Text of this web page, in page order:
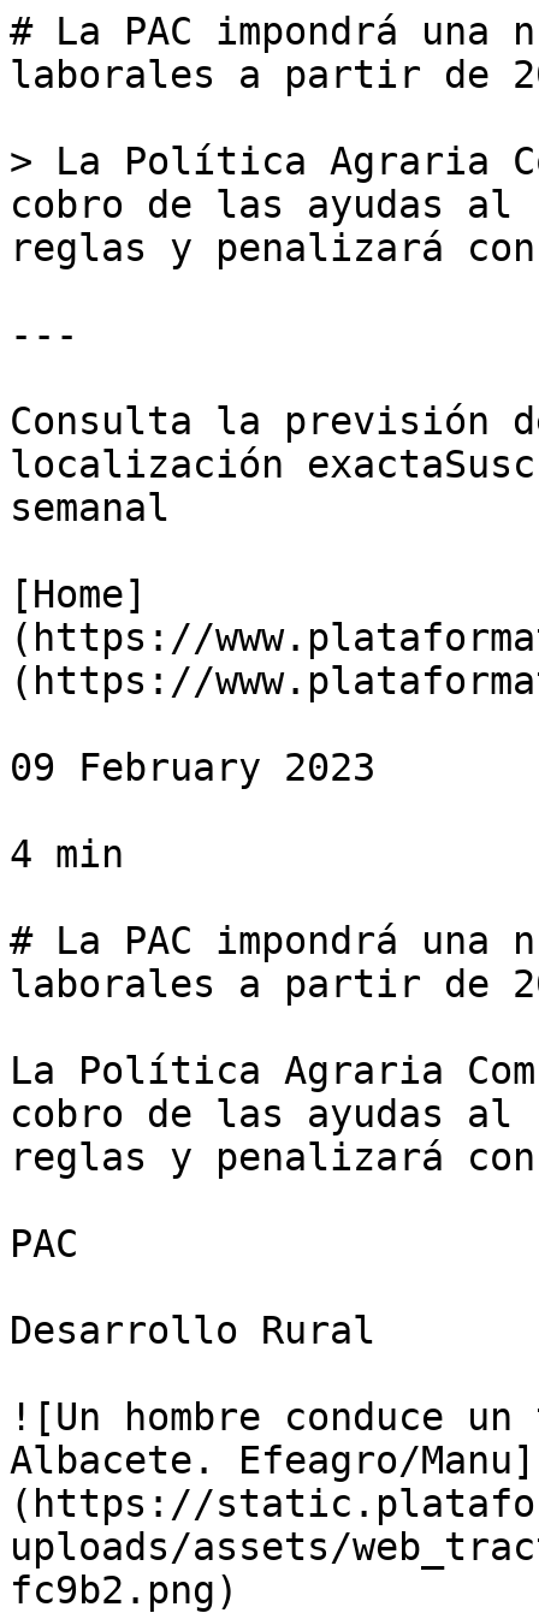
# La PAC impondrá
laborales a partir de
> La Política Agraria
cobro de las ayudas al
reglas y penalizará
---
Consulta la previsión
localización
semanal
[Home]
(https://
(https://
09 February 2023
4 min
# La PAC impondrá
laborales a partir de
La Política Agraria
cobro de las ayudas al
reglas y penalizará
PAC
Desarrollo Rural
![Un hombre conduce
Albacete. Efeagro/Manu]
(https://
uploads/assets/
fc9b2.png)